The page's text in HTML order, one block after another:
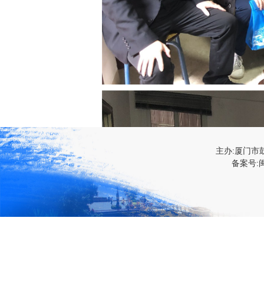
主办:厦门市
备案号: